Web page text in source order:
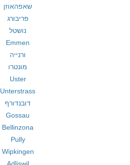
שאפהאוזן
פריבורג
נושטל
Emmen
ורנייה
מונטרו
Uster
Unterstrass
דובנדורף
Gossau
Bellinzona
Pully
Wipkingen